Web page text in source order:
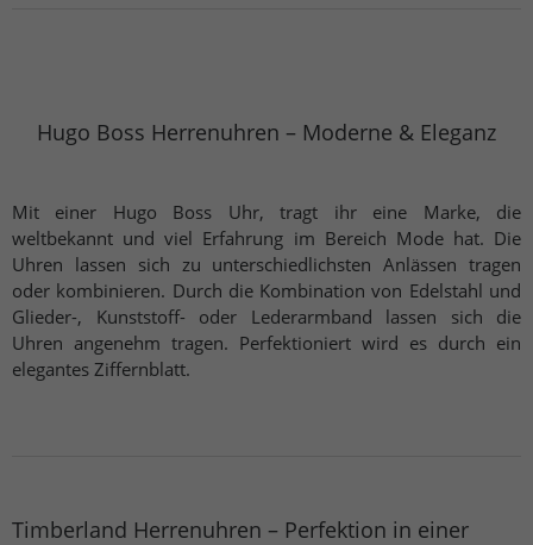
Hugo Boss Herrenuhren – Moderne & Eleganz
Mit einer Hugo Boss Uhr, tragt ihr eine Marke, die
weltbekannt und viel Erfahrung im Bereich Mode hat. Die
Uhren lassen sich zu unterschiedlichsten Anlässen tragen
oder kombinieren. Durch die Kombination von Edelstahl und
Glieder-, Kunststoff- oder Lederarmband lassen sich die
Uhren angenehm tragen. Perfektioniert wird es durch ein
elegantes Ziffernblatt.
Timberland Herrenuhren – Perfektion in einer